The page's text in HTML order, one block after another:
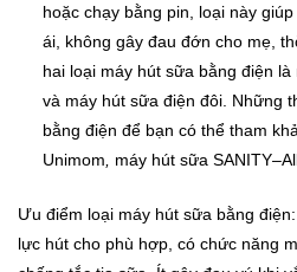
hoặc chạy bằng pin, loại này
ái, không gây đau đớn cho mẹ,
hai loại máy hút sữa bằng điện
và máy hút sữa điện đôi. Những
bằng điện để bạn có thể tham
Unimom
máy hút sữa SANITY–
Ưu điểm loại máy hút sữa bằng
lực hút cho phù hợp, có chức năng